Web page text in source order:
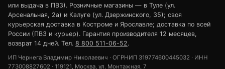
или выдача в ПВЗ). Розничные магазины — в Туле (ул.
Арсенальная, 2а) и Калуге (ул. Дзержинского, 35); своя
курьерская доставка в Костроме и Ярославле; доставка по всей
России (ПВЗ и курьер). Гарантия производителя 12 месяцев,
возврат 14 дней. Тел. 8 800 511-06-52.
ИП Чернега Владимир Николаевич · ОГРНИП 319774600445032 · ИНН
773008827602 · 119121, Москва, ул. Монтажная, 7